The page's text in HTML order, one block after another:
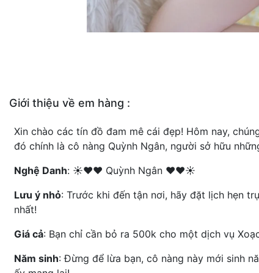
Giới thiệu về em hàng :
Xin chào các tín đồ đam mê cái đẹp! Hôm nay,
đó chính là cô nàng Quỳnh Ngân, người sở hữu
Nghệ Danh: ☀️❤️❤️ Quỳnh Ngân ❤️❤️☀️
Lưu ý nhỏ: Trước khi đến tận nơi, hãy đặt lịch hẹn
nhất!
Giá cả: Bạn chỉ cần bỏ ra 500k cho một dịch vụ
Năm sinh: Đừng để lừa bạn, cô nàng này mới sinh